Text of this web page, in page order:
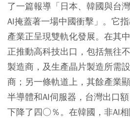
了一篇報導「日本、韓國與
AI掩蓋著一場中國衝擊」。它
產業正呈現雙軌化發展。在其
正推動高科技出口，包括無往
製造商，及生產晶片製造所需
商；另一條軌道上，其餘產業
半導體和AI伺服器，台灣出口
下降了四○％。在韓國，非AI相